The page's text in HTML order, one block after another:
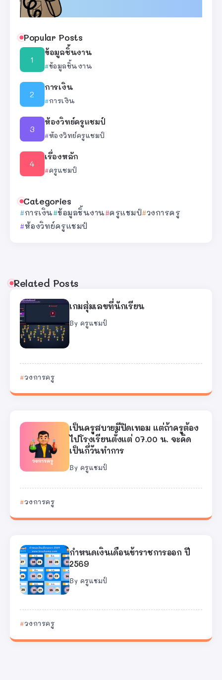
Popular Posts
ข้อมูลชิ้นงาน
ข้อมูลชิ้นงาน
การเงิน
การเงิน
ห้องวิทย์ครูแชมป์
ห้องวิทย์ครูแชมป์
เรื่องหลัก
ครูแชมป์
Categories
การเงิน ข้อมูลชิ้นงาน ครูแชมป์ วงการครู
ห้องวิทย์ครูแชมป์
Related Posts
เกมสุ่มเลขที่นักเรียน
By ครูแชมป์
วงการครู
เป็นครูสบายมีปิดเทอม แต่ถ้าครูต้อง
ไปโรงเรียนตั้งแต่ 07.00 น. จะคิด
เป็นกี่วันทำการ
By ครูแชมป์
วงการครู
กำหนดเงินเดือนข้าราชการออก ปี
2569
By ครูแชมป์
วงการครู